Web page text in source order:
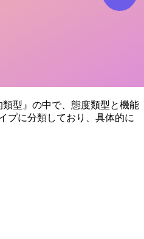
型』の中で、態度類型と機能
プに分類しており、具体的に